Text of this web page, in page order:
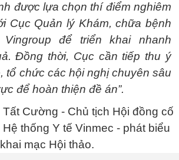
được lựa chọn thí điểm nghiêm
Cục Quản lý Khám, chữa bệnh
để triển khai nhanh
Đồng thời, Cục cần tiếp thu ý
tổ chức các hội nghị chuyên sâu
để hoàn thiện đề án”.